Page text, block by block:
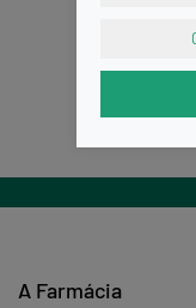
A Farmácia